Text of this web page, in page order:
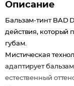
Описание
Бальзам-тинт BAD
действия, который
губам.
Мистическая
адаптирует
естественный